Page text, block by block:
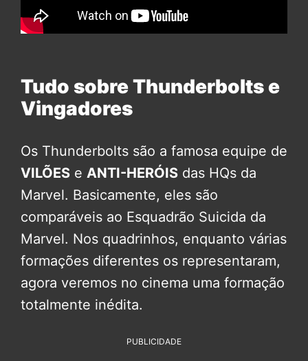
Tudo sobre Thunderbolts e
Vingadores
Os Thunderbolts são a famosa equipe de
VILÕES e ANTI-HERÓIS das HQs da
Marvel. Basicamente, eles são
comparáveis ao Esquadrão Suicida da
Marvel. Nos quadrinhos, enquanto várias
formações diferentes os representaram,
agora veremos no cinema uma formação
totalmente inédita.
PUBLICIDADE